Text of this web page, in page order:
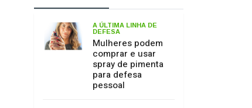
A ÚLTIMA LINHA DE
DEFESA
Mulheres podem
comprar e usar
spray de pimenta
para defesa
pessoal